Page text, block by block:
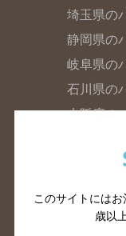
埼玉県の
静岡県の
岐阜県の
石川県の
大阪府の
滋賀県の
山口県の
このサイトにはお
歳以